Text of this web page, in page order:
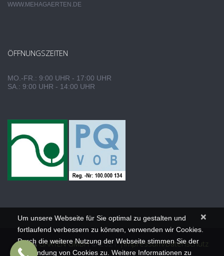
WWW.MEHAGAERTEN.DE
ÖFFNUNGSZEITEN
MO.-FR.: 9:00 UHR - 17:00 UHR
SA.: 9:00 UHR - 14:00 UHR
MEHAGÄRTEN GMBH© 2021|Impressum/Datenschutz
×
Um unsere Webseite für Sie optimal zu gestalten und
fortlaufend verbessern zu können, verwenden wir Cookies.
Durch die weitere Nutzung der Webseite stimmen Sie der
Verwendung von Cookies zu. Weitere Informationen zu